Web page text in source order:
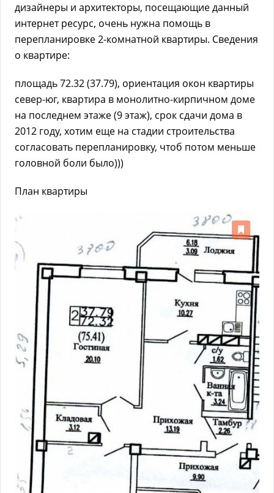
дизайнеры и архитекторы, посещающие данный
интернет ресурс, очень нужна помощь в
перепланировке 2-комнатной квартиры. Сведения
о квартире:
площадь 72.32 (37.79), ориентация окон квартиры
север-юг, квартира в монолитно-кирпичном доме
на последнем этаже (9 этаж), срок сдачи дома в
2012 году, хотим еще на стадии строительства
согласовать перепланировку, чтоб потом меньше
головной боли было)))
План квартиры